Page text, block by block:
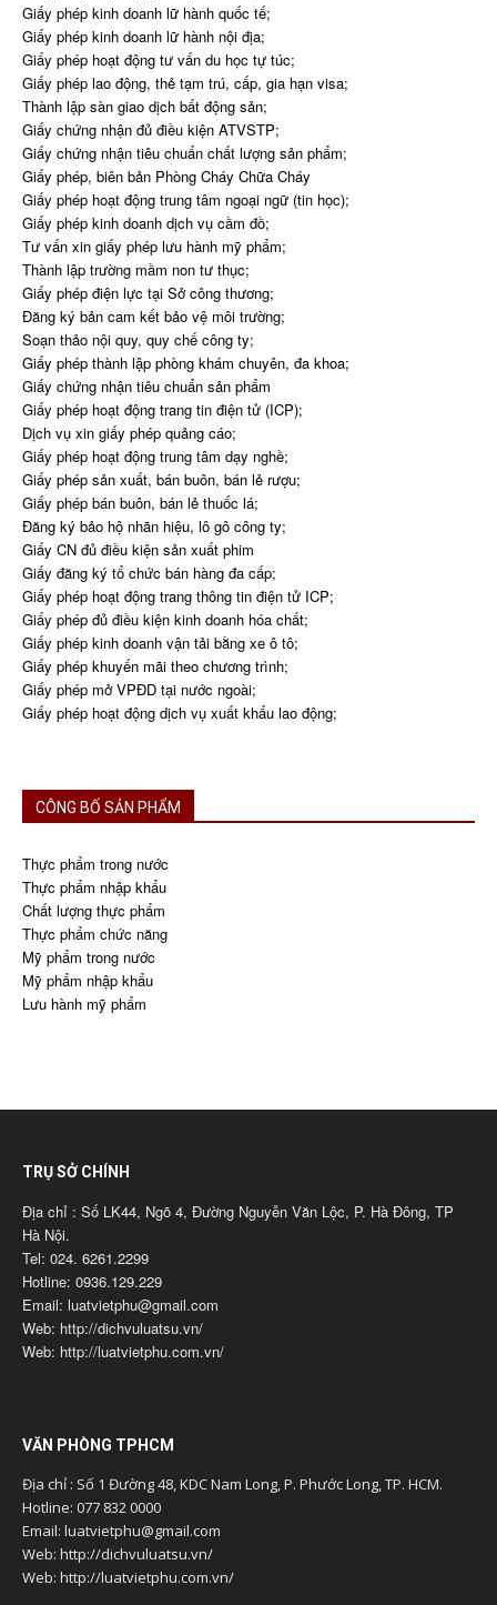
Giấy phép kinh doanh lữ hành quốc tế;
Giấy phép kinh doanh lữ hành nội địa;
Giấy phép hoạt động tư vấn du học tự túc;
Giấy phép lao động, thẻ tạm trú, cấp, gia hạn visa;
Thành lập sàn giao dịch bất động sản;
Giấy chứng nhận đủ điều kiện ATVSTP;
Giấy chứng nhận tiêu chuẩn chất lượng sản phẩm;
Giấy phép, biên bản Phòng Cháy Chữa Cháy
Giấy phép hoạt động trung tâm ngoại ngữ (tin học);
Giấy phép kinh doanh dịch vụ cầm đồ;
Tư vấn xin giấy phép lưu hành mỹ phẩm;
Thành lập trường mầm non tư thục;
Giấy phép điện lực tại Sở công thương;
Đăng ký bản cam kết bảo vệ môi trường;
Soạn thảo nội quy, quy chế công ty;
Giấy phép thành lập phòng khám chuyên, đa khoa;
Giấy chứng nhận tiêu chuẩn sản phẩm
Giấy phép hoạt động trang tin điện tử (ICP);
Dịch vụ xin giấy phép quảng cáo;
Giấy phép hoạt động trung tâm dạy nghề;
Giấy phép sản xuất, bán buôn, bán lẻ rượu;
Giấy phép bán buôn, bán lẻ thuốc lá;
Đăng ký bảo hộ nhãn hiệu, lô gô công ty;
Giấy CN đủ điều kiện sản xuất phim
Giấy đăng ký tổ chức bán hàng đa cấp;
Giấy phép hoạt động trang thông tin điện tử ICP;
Giấy phép đủ điều kiện kinh doanh hóa chất;
Giấy phép kinh doanh vận tải bằng xe ô tô;
Giấy phép khuyến mãi theo chương trình;
Giấy phép mở VPĐD tại nước ngoài;
Giấy phép hoạt động dịch vụ xuất khẩu lao động;
CÔNG BỐ SẢN PHẨM
Thực phẩm trong nước
Thực phẩm nhập khẩu
Chất lượng thực phẩm
Thực phẩm chức năng
Mỹ phẩm trong nước
Mỹ phẩm nhập khẩu
Lưu hành mỹ phẩm
TRỤ SỞ CHÍNH
Địa chỉ : Số LK44, Ngõ 4, Đường Nguyễn Văn Lộc, P. Hà Đông, TP
Hà Nội.
Tel: 024. 6261.2299
Hotline: 0936.129.229
Email: luatvietphu@gmail.com
Web: http://dichvuluatsu.vn/
Web: http://luatvietphu.com.vn/
VĂN PHÒNG TPHCM
Địa chỉ : Số 1 Đường 48, KDC Nam Long, P. Phước Long, TP. HCM.
Hotline: 077 832 0000
Email: luatvietphu@gmail.com
Web: http://dichvuluatsu.vn/
Web: http://luatvietphu.com.vn/